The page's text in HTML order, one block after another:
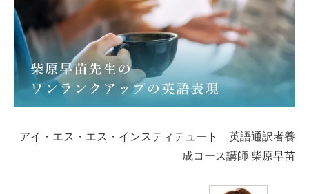
アイ・エス・エス・インスティテュート 英語通訳者養
成コース講師 柴原早苗